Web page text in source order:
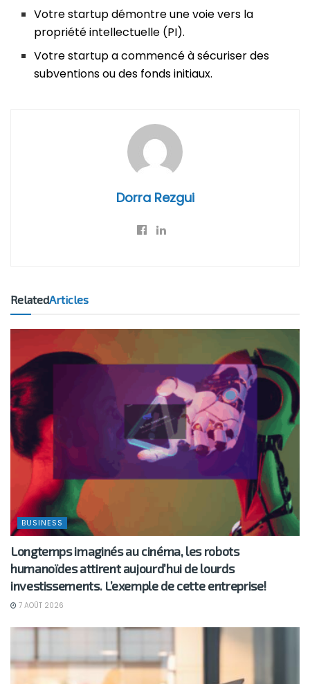
Votre startup démontre une voie vers la
propriété intellectuelle (PI).
Votre startup a commencé à sécuriser des
subventions ou des fonds initiaux.
Dorra Rezgui
RelatedArticles
BUSINESS
Longtemps imaginés au cinéma, les robots
humanoïdes attirent aujourd’hui de lourds
investissements. L’exemple de cette entreprise!
7 AOÛT 2026